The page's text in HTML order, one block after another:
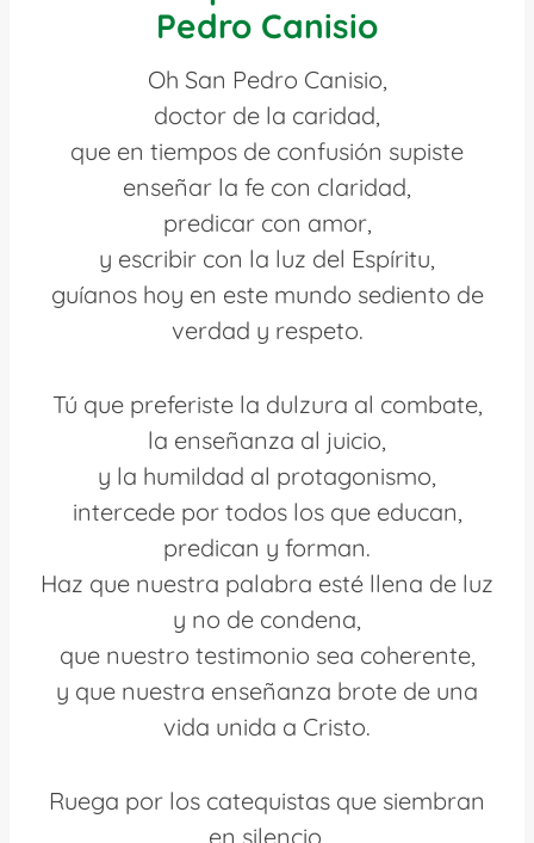
Pedro Canisio
Oh San Pedro Canisio,
doctor de la caridad,
que en tiempos de confusión supiste
enseñar la fe con claridad,
predicar con amor,
y escribir con la luz del Espíritu,
guíanos hoy en este mundo sediento de
verdad y respeto.
Tú que preferiste la dulzura al combate,
la enseñanza al juicio,
y la humildad al protagonismo,
intercede por todos los que educan,
predican y forman.
Haz que nuestra palabra esté llena de luz
y no de condena,
que nuestro testimonio sea coherente,
y que nuestra enseñanza brote de una
vida unida a Cristo.
Ruega por los catequistas que siembran
en silencio,